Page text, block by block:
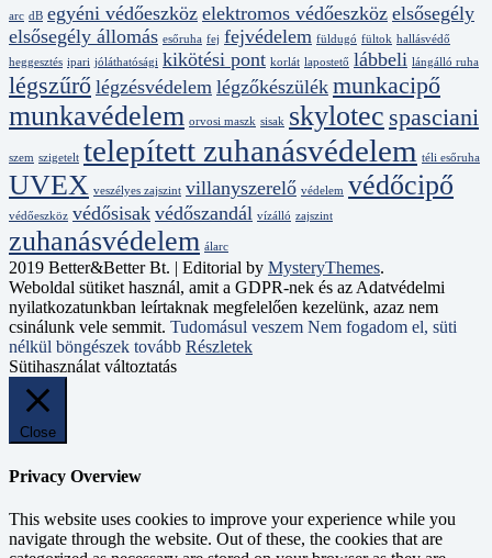
arc dB egyéni védőeszköz elektromos védőeszköz elsősegély
elsősegély állomás esőruha fej fejvédelem füldugó fültok hallásvédő
heggesztés ipari jóláthatósági kikötési pont korlát lapostető lábbeli lángálló ruha
légszűrő légzésvédelem légzőkészülék munkacipő
munkavédelem orvosi maszk sisak skylotec spasciani
szem szigetelt telepített zuhanásvédelem téli esőruha
UVEX veszélyes zajszint villanyszerelő védelem védőcipő
védőeszköz védősisak védőszandál vízálló zajszint
zuhanásvédelem álarc
2019 Better&Better Bt. | Editorial by MysteryThemes.
Weboldal sütiket használ, amit a GDPR-nek és az Adatvédelmi
nyilatkozatunkban leírtaknak megfelelően kezelünk, azaz nem
csinálunk vele semmit. Tudomásul veszem Nem fogadom el, süti
nélkül böngészek tovább Részletek
Sütihasználat változtatás
Close
Privacy Overview
This website uses cookies to improve your experience while you
navigate through the website. Out of these, the cookies that are